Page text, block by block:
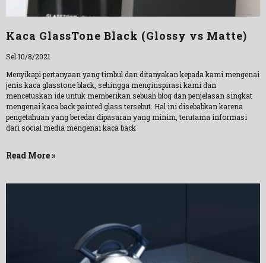
Kaca GlassTone Black (Glossy vs Matte)
Sel 10/8/2021
Menyikapi pertanyaan yang timbul dan ditanyakan kepada kami mengenai
jenis kaca glasstone black, sehingga menginspirasi kami dan
mencetuskan ide untuk memberikan sebuah blog dan penjelasan singkat
mengenai kaca back painted glass tersebut. Hal ini disebabkan karena
pengetahuan yang beredar dipasaran yang minim, terutama informasi
dari social media mengenai kaca back
Read More »